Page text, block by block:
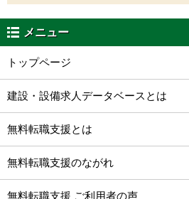
メニュー
トップページ
建設・設備求人データベースとは
無料転職支援とは
無料転職支援のながれ
無料転職支援 ご利用者の声